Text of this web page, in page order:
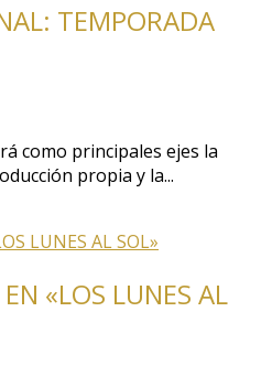
TEMPORADA
como principales ejes la
propia y la...
«LOS LUNES AL